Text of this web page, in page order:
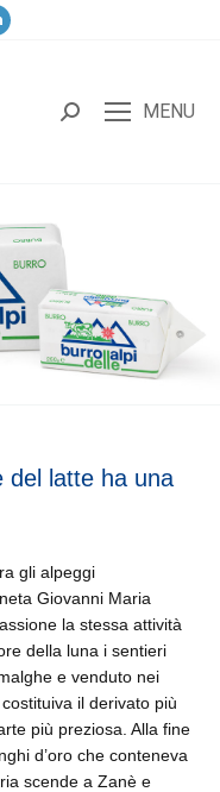
MENU
del latte ha una
gli alpeggi
Giovanni Maria
la stessa attività
della luna i sentieri
e venduto nei
il derivato più
più preziosa. Alla fine
d’oro che conteneva
scende a Zanè e